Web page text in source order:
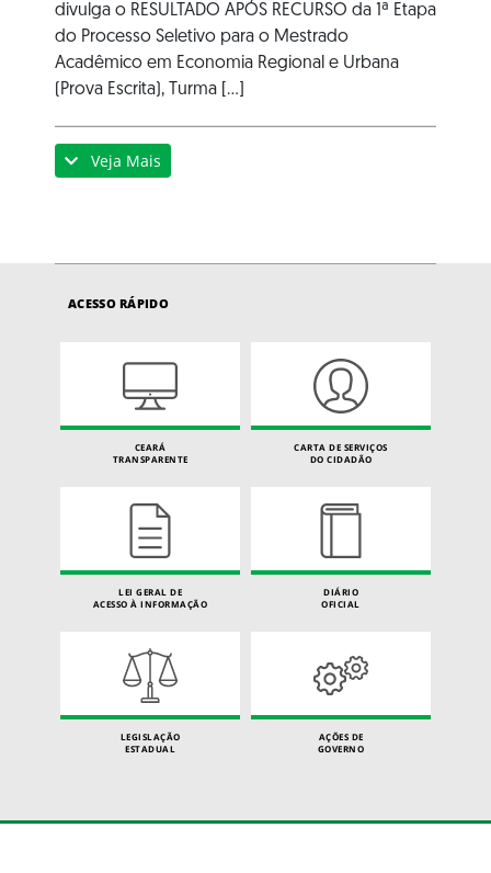
divulga o RESULTADO APÓS RECURSO da 1ª Etapa
do Processo Seletivo para o Mestrado
Acadêmico em Economia Regional e Urbana
(Prova Escrita), Turma [...]
Veja Mais
ACESSO RÁPIDO
CEARÁ
TRANSPARENTE
CARTA DE SERVIÇOS
DO CIDADÃO
LEI GERAL DE
ACESSO À INFORMAÇÃO
DIÁRIO
OFICIAL
LEGISLAÇÃO
ESTADUAL
AÇÕES DE
GOVERNO